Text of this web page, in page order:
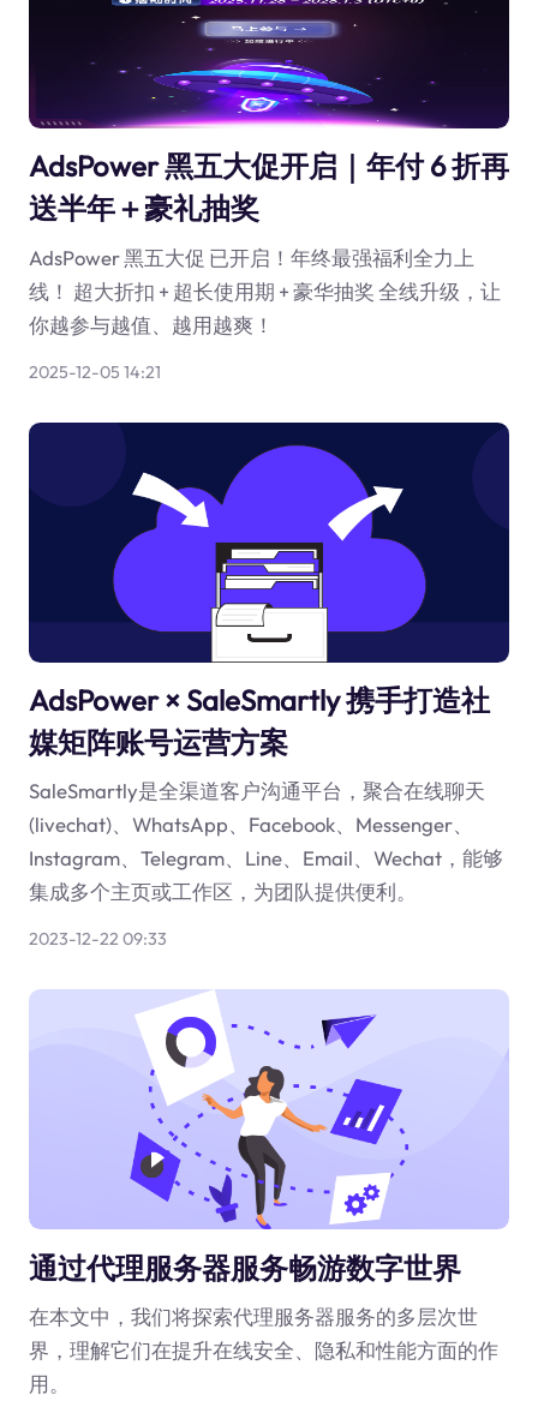
AdsPower 黑五大促开启｜年付 6 折再
送半年＋豪礼抽奖
AdsPower 黑五大促 已开启！年终最强福利全力上
线！ 超大折扣 + 超长使用期 + 豪华抽奖 全线升级，让
你越参与越值、越用越爽！
2025-12-05 14:21
AdsPower × SaleSmartly 携手打造社
媒矩阵账号运营方案
SaleSmartly是全渠道客户沟通平台，聚合在线聊天
(livechat)、WhatsApp、Facebook、Messenger、
Instagram、Telegram、Line、Email、Wechat，能够
集成多个主页或工作区，为团队提供便利。
2023-12-22 09:33
通过代理服务器服务畅游数字世界
在本文中，我们将探索代理服务器服务的多层次世
界，理解它们在提升在线安全、隐私和性能方面的作
用。